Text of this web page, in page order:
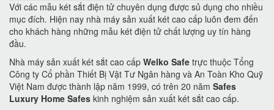
Với các mẫu két sắt điện tử chuyên dụng được sủ dụng cho nhiều
mục đích. Hiện nay nhà máy sản xuất két cao cấp luôn đem đến
cho khách hàng những mẫu két điện tử chất lượng uy tín hàng
đầu.
Nhà máy sản xuất két sắt cao cấp Welko Safe trực thuộc Tổng
Công ty Cổ phần Thiết Bị Vật Tư Ngân hàng và An Toàn Kho Quỹ
Việt Nam được thành lập năm 1999, có trên 20 năm Safes
Luxury Home Safes kinh nghiệm sản xuất két sắt cao cấp.